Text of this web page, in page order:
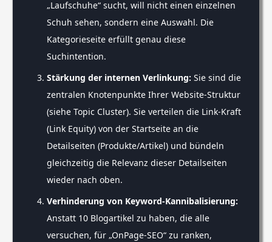
„Laufschuhe“ sucht, will nicht einen einzelnen
Schuh sehen, sondern eine Auswahl. Die
Kategorieseite erfüllt genau diese
Suchintention.
Stärkung der internen Verlinkung: Sie sind die
zentralen Knotenpunkte Ihrer Website-Struktur
(siehe Topic Cluster). Sie verteilen die Link-Kraft
(Link Equity) von der Startseite an die
Detailseiten (Produkte/Artikel) und bündeln
gleichzeitig die Relevanz dieser Detailseiten
wieder nach oben.
Verhinderung von Keyword-Kannibalisierung:
Anstatt 10 Blogartikel zu haben, die alle
versuchen, für „OnPage-SEO“ zu ranken,